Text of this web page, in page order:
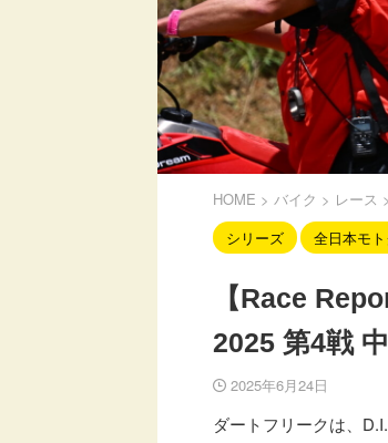
HOME > バイク > レース >
シリーズ
全日本モ
【Race
2025 第4戦
2025年6月24日
ダートフリークは、